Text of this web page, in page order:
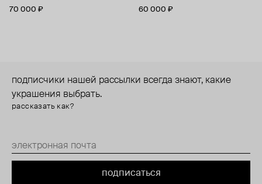
70 000 ₽
цитрином и фианитами
60 000 ₽
подписчики нашей рассылки всегда знают, какие
украшения выбрать.
рассказать как?
подписаться